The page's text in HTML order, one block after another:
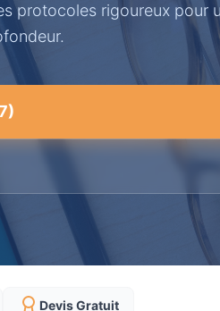
protocoles rigoureux pour
Devis Gratuit